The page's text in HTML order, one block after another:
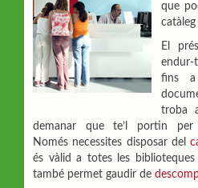
que
El
fins a
troba
demanar que te’l portin per
Només necessites disposar del
és vàlid a totes les
també permet gaudir de